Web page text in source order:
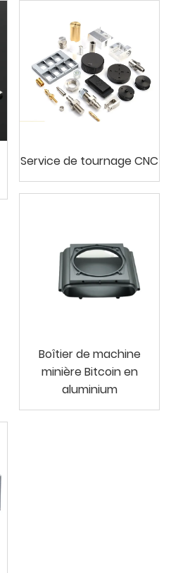
Service de tournage CNC
Boîtier de machine
minière Bitcoin en
aluminium